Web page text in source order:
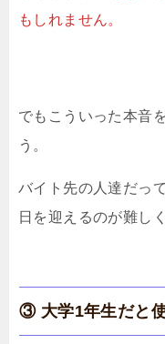
もしれません。
でもこういった本音
う。
バイト先の人達だっ
日を迎えるのが難し
③ 大学1年生だと